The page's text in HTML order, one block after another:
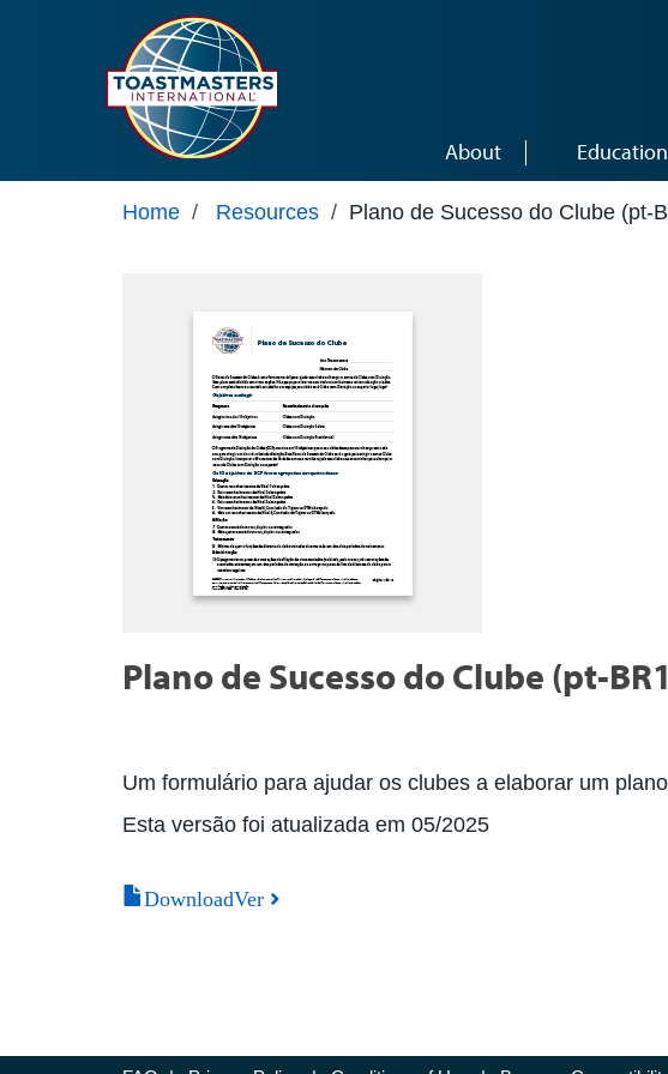
About
Home / Resources / Plano de Sucesso do Clube (pt-
Plano de Sucesso do Clube (pt-
Um formulário para ajudar os clubes a elaborar um
Esta versão foi atualizada em 05/2025
DownloadVer